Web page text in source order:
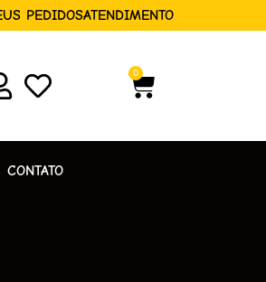
PEDIDOSATENDIMENTO
0
CONTATO